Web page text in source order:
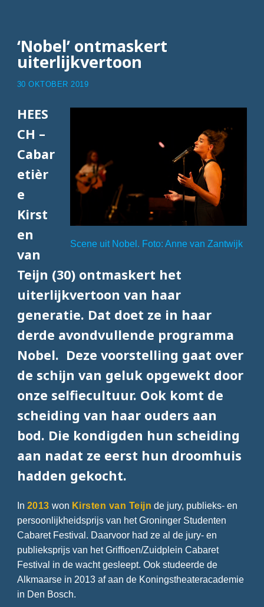
‘Nobel’ ontmaskert
uiterlijkvertoon
30 OKTOBER 2019
Scene uit Nobel. Foto: Anne van Zantwijk
HEES
CH –
Cabar
etièr
e
Kirst
en
van
Teijn (30) ontmaskert het
uiterlijkvertoon van haar
generatie. Dat doet ze in haar
derde avondvullende programma
Nobel. Deze voorstelling gaat over
de schijn van geluk opgewekt door
onze selfiecultuur. Ook komt de
scheiding van haar ouders aan
bod. Die kondigden hun scheiding
aan nadat ze eerst hun droomhuis
hadden gekocht.
In 2013 won Kirsten van Teijn de jury, publieks- en
persoonlijkheidsprijs van het Groninger Studenten
Cabaret Festival. Daarvoor had ze al de jury- en
publieksprijs van het Griffioen/Zuidplein Cabaret
Festival in de wacht gesleept. Ook studeerde de
Alkmaarse in 2013 af aan de Koningstheateracademie
in Den Bosch.